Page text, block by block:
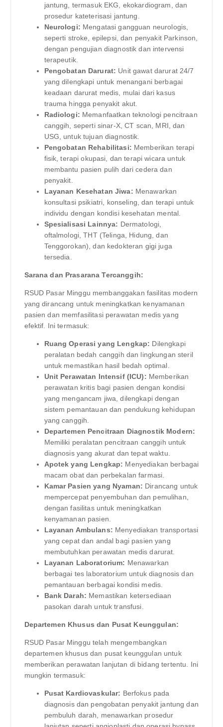
jantung, termasuk EKG, ekokardiogram, dan
prosedur kateterisasi jantung.
Neurologi: Mengatasi gangguan neurologis,
seperti stroke, epilepsi, dan penyakit Parkinson,
dengan pengujian diagnostik dan intervensi
terapeutik.
Pengobatan Darurat: Unit gawat darurat 24/7
yang dilengkapi untuk menangani berbagai
keadaan darurat medis, mulai dari kasus
trauma hingga penyakit akut.
Radiologi: Memanfaatkan teknologi pencitraan
canggih, seperti sinar-X, CT scan, MRI, dan
USG, untuk tujuan diagnostik.
Pengobatan Rehabilitasi: Memberikan terapi
fisik, terapi okupasi, dan terapi wicara untuk
membantu pasien pulih dari cedera dan
penyakit.
Layanan Kesehatan Jiwa: Menawarkan
konsultasi psikiatri, konseling, dan terapi untuk
individu dengan kondisi kesehatan mental.
Spesialisasi Lainnya: Dermatologi,
oftalmologi, THT (Telinga, Hidung, dan
Tenggorokan), dan kedokteran gigi juga
tersedia.
Sarana dan Prasarana Tercanggih:
RSUD Pasar Minggu membanggakan fasilitas modern
yang dirancang untuk meningkatkan kenyamanan
pasien dan memfasilitasi perawatan medis yang
efektif. Ini termasuk:
Ruang Operasi yang Lengkap: Dilengkapi
peralatan bedah canggih dan lingkungan steril
untuk memastikan hasil bedah optimal.
Unit Perawatan Intensif (ICU): Memberikan
perawatan kritis bagi pasien dengan kondisi
yang mengancam jiwa, dilengkapi dengan
sistem pemantauan dan pendukung kehidupan
yang canggih.
Departemen Pencitraan Diagnostik Modern:
Memiliki peralatan pencitraan canggih untuk
diagnosis yang akurat dan tepat waktu.
Apotek yang Lengkap: Menyediakan berbagai
macam obat dan perbekalan farmasi.
Kamar Pasien yang Nyaman: Dirancang untuk
mempercepat penyembuhan dan pemulihan,
dengan fasilitas untuk meningkatkan
kenyamanan pasien.
Layanan Ambulans: Menyediakan transportasi
yang cepat dan andal bagi pasien yang
membutuhkan perawatan medis darurat.
Layanan Laboratorium: Menawarkan
berbagai tes laboratorium untuk diagnosis dan
pemantauan berbagai kondisi medis.
Bank Darah: Memastikan ketersediaan
pasokan darah untuk transfusi.
Departemen Khusus dan Pusat Keunggulan:
RSUD Pasar Minggu telah mengembangkan
departemen khusus dan pusat keunggulan untuk
memberikan perawatan lanjutan di bidang tertentu. Ini
mungkin termasuk:
Pusat Kardiovaskular: Berfokus pada
diagnosis dan pengobatan penyakit jantung dan
pembuluh darah, menawarkan prosedur